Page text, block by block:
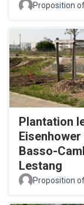
Proposition
Plantation
Basso-
Lestang
Proposition